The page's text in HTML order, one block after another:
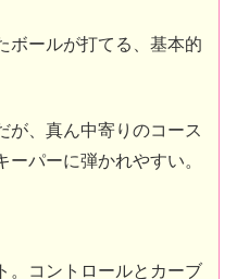
ボールが打てる、基本的
が、真ん中寄りのコース
パーに弾かれやすい。
。コントロールとカーブ